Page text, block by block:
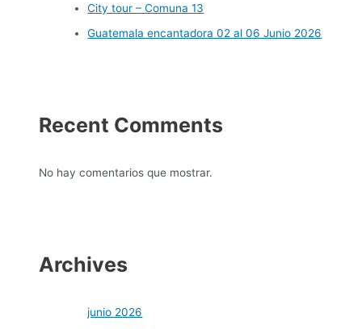
City tour – Comuna 13
Guatemala encantadora 02 al 06 Junio 2026
Recent Comments
No hay comentarios que mostrar.
Archives
junio 2026